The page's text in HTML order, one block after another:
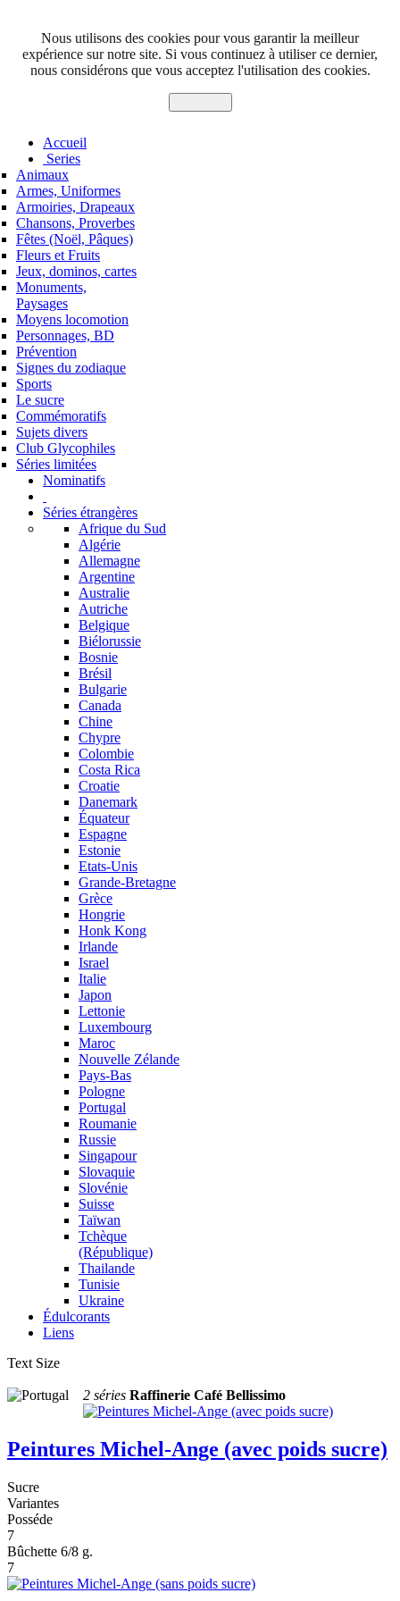
Nous utilisons des cookies pour vous garantir la meilleur
expérience sur notre site. Si vous continuez à utiliser ce dernier,
nous considérons que vous acceptez l'utilisation des cookies.
Accueil
Series
Animaux
Armes, Uniformes
Armoiries, Drapeaux
Chansons, Proverbes
Fêtes (Noël, Pâques)
Fleurs et Fruits
Jeux, dominos, cartes
Monuments,
Paysages
Moyens locomotion
Personnages, BD
Prévention
Signes du zodiaque
Sports
Le sucre
Commémoratifs
Sujets divers
Club Glycophiles
Séries limitées
Nominatifs
Séries étrangères
Afrique du Sud
Algérie
Allemagne
Argentine
Australie
Autriche
Belgique
Biélorussie
Bosnie
Brésil
Bulgarie
Canada
Chine
Chypre
Colombie
Costa Rica
Croatie
Danemark
Équateur
Espagne
Estonie
Etats-Unis
Grande-Bretagne
Grèce
Hongrie
Honk Kong
Irlande
Israel
Italie
Japon
Lettonie
Luxembourg
Maroc
Nouvelle Zélande
Pays-Bas
Pologne
Portugal
Roumanie
Russie
Singapour
Slovaquie
Slovénie
Suisse
Taïwan
Tchèque
(République)
Thailande
Tunisie
Ukraine
Édulcorants
Liens
Text Size
2 séries Raffinerie Café Bellissimo
Peintures Michel-Ange (avec poids sucre)
Sucre
Variantes
Posséde
7
Bûchette 6/8 g.
7